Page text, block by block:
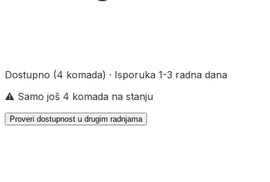
Dostupno (4 komada) · Isporuka 1-3 radna dana
⚠️ Samo još 4 komada na stanju
Proveri dostupnost u drugim radnjama